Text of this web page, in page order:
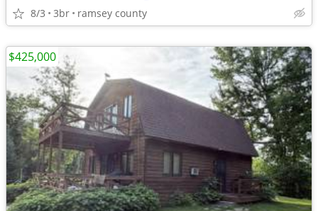
8/3 3br ramsey county
$425,000